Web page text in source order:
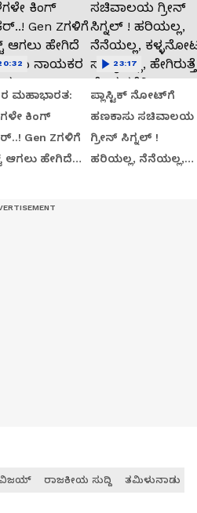
ಮಹಾಭಾರತ:
ಕಿಂಗ್
Gen Zಗಳಿಗೆ
ಆಗಲು ಹೇಗಿದೆ
ಪ್ಲಾಸ್ಟಿಕ್ ನೋಟ್‌ಗೆ
ಹಣಕಾಸು ಸಚಿವಾಲಯ
ಗ್ರೀನ್​​ ಸಿಗ್ನಲ್​​​ !
ಹರಿಯಲ್ಲ, ನೆನೆಯಲ್ಲ,
23:17
ವಿಜಯ್ ರಾಜಕೀಯ ಸುದ್ದಿ ತಮಿಳುನಾಡು